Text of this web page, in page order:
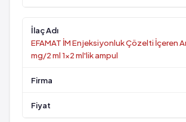
EFAMAT İM Enjeksiyonluk Çözelti İçeren
mg/2 ml 1x2 ml'lik ampul